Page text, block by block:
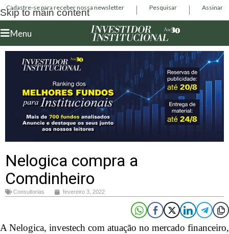
Skip to main content
Cadastre-se para receber nossa newsletter Pesquisar Assinar
Menu
Nelogica compra a
Comdinheiro
Consultorias fevereiro 3, 2022
A Nelogica, investech com atuação no mercado financeiro,